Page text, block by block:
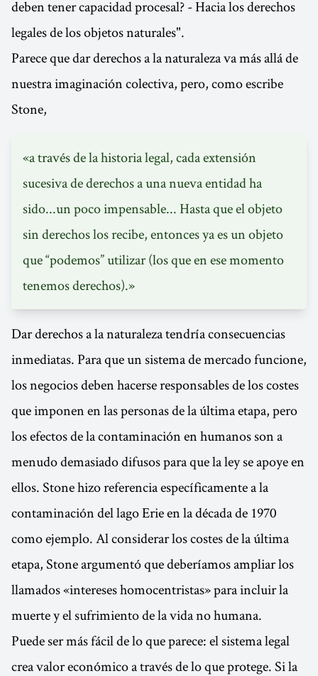
deben tener capacidad procesal? - Hacia los derechos
legales de los objetos naturales".
Parece que dar derechos a la naturaleza va más allá de
nuestra imaginación colectiva, pero, como escribe
Stone,
«a través de la historia legal, cada extensión
sucesiva de derechos a una nueva entidad ha
sido...un poco impensable... Hasta que el objeto
sin derechos los recibe, entonces ya es un objeto
que “podemos” utilizar (los que en ese momento
tenemos derechos).»
Dar derechos a la naturaleza tendría consecuencias
inmediatas. Para que un sistema de mercado funcione,
los negocios deben hacerse responsables de los costes
que imponen en las personas de la última etapa, pero
los efectos de la contaminación en humanos son a
menudo demasiado difusos para que la ley se apoye en
ellos. Stone hizo referencia específicamente a la
contaminación del lago Erie en la década de 1970
como ejemplo. Al considerar los costes de la última
etapa, Stone argumentó que deberíamos ampliar los
llamados «intereses homocentristas» para incluir la
muerte y el sufrimiento de la vida no humana.
Puede ser más fácil de lo que parece: el sistema legal
crea valor económico a través de lo que protege. Si la